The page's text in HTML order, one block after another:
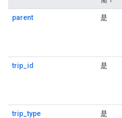
parent 是
trip_id 是
trip_type 是